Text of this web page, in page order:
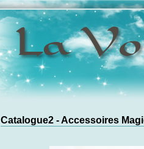
Catalogue2 - Accessoires